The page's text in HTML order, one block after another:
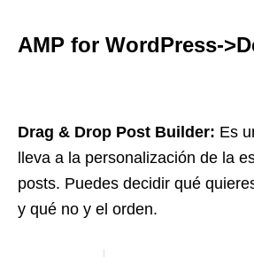
AMP for WordPress-
Drag & Drop Post Builder: Es
lleva a la personalización de la
posts. Puedes decidir qué
y qué no y el orden.